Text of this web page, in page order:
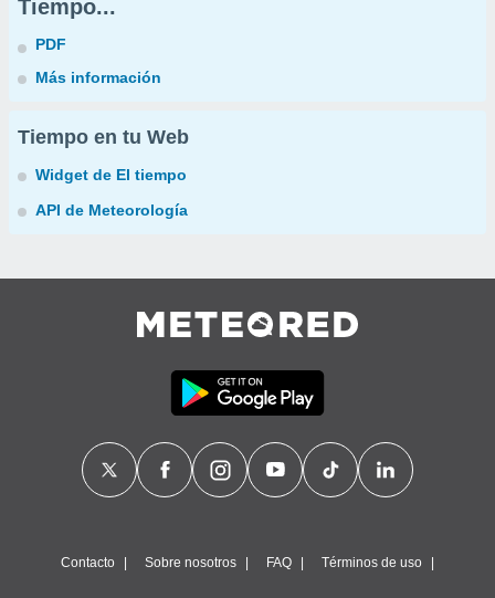
Tiempo...
PDF
Más información
Tiempo en tu Web
Widget de El tiempo
API de Meteorología
Contacto Sobre nosotros FAQ Términos de uso